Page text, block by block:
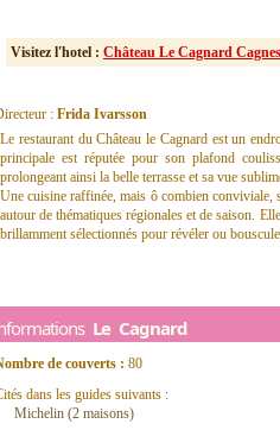
Visitez l'hotel : Château Le Cagnard
: Frida Ivarsson
Le restaurant du Château le Cagnard est un
principale est réputée pour son plafond
prolongeant ainsi la belle terrasse et sa vue
Une cuisine raffinée, mais ô combien conviviale,
autour de thématiques régionales et de saison.
brillamment sélectionnés pour révéler ou
Le Cagnard
de couverts : 80
dans les guides suivants :
Michelin (2 maisons)